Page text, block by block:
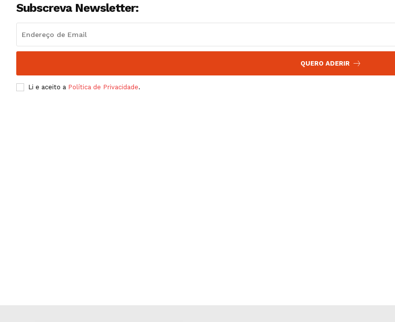
Subscreva Newsletter:
QUERO ADERIR
Li e aceito a Política de Privacidade.